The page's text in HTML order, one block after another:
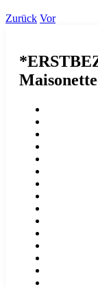
Zurück Vor